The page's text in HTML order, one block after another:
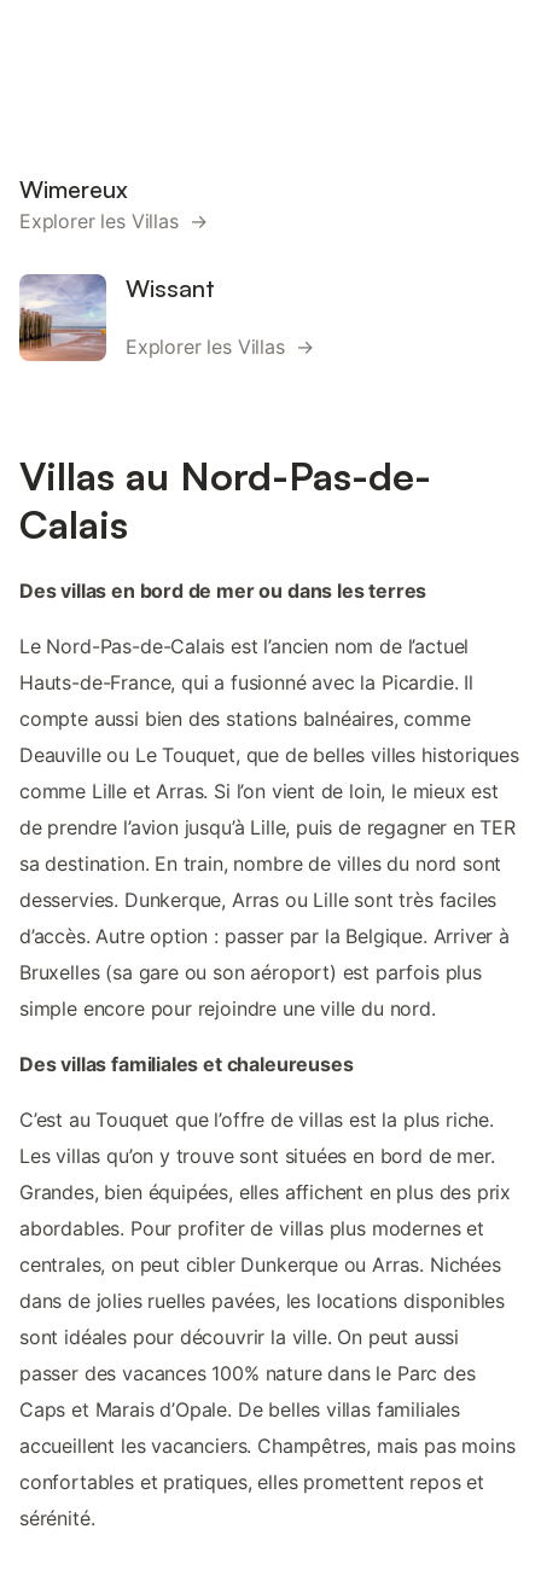
Wimereux
Explorer les Villas →
Wissant
Explorer les Villas →
Villas au Nord-Pas-de-
Calais
Des villas en bord de mer ou dans les terres
Le Nord-Pas-de-Calais est l’ancien nom de l’actuel
Hauts-de-France, qui a fusionné avec la Picardie. Il
compte aussi bien des stations balnéaires, comme
Deauville ou Le Touquet, que de belles villes historiques
comme Lille et Arras. Si l’on vient de loin, le mieux est
de prendre l’avion jusqu’à Lille, puis de regagner en TER
sa destination. En train, nombre de villes du nord sont
desservies. Dunkerque, Arras ou Lille sont très faciles
d’accès. Autre option : passer par la Belgique. Arriver à
Bruxelles (sa gare ou son aéroport) est parfois plus
simple encore pour rejoindre une ville du nord.
Des villas familiales et chaleureuses
C’est au Touquet que l’offre de villas est la plus riche.
Les villas qu’on y trouve sont situées en bord de mer.
Grandes, bien équipées, elles affichent en plus des prix
abordables. Pour profiter de villas plus modernes et
centrales, on peut cibler Dunkerque ou Arras. Nichées
dans de jolies ruelles pavées, les locations disponibles
sont idéales pour découvrir la ville. On peut aussi
passer des vacances 100% nature dans le Parc des
Caps et Marais d’Opale. De belles villas familiales
accueillent les vacanciers. Champêtres, mais pas moins
confortables et pratiques, elles promettent repos et
sérénité.